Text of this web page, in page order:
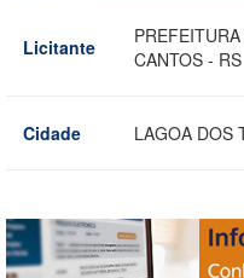
Licitante
CANTOS - RS
Cidade LAGOA DOS